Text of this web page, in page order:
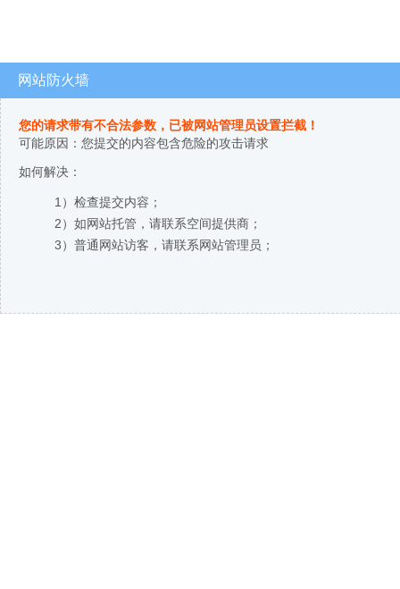
网站防火墙
您的请求带有不合法参数，已被网站管理员设置拦截！
可能原因：您提交的内容包含危险的攻击请求
如何解决：
1）检查提交内容；
2）如网站托管，请联系空间提供商；
3）普通网站访客，请联系网站管理员；